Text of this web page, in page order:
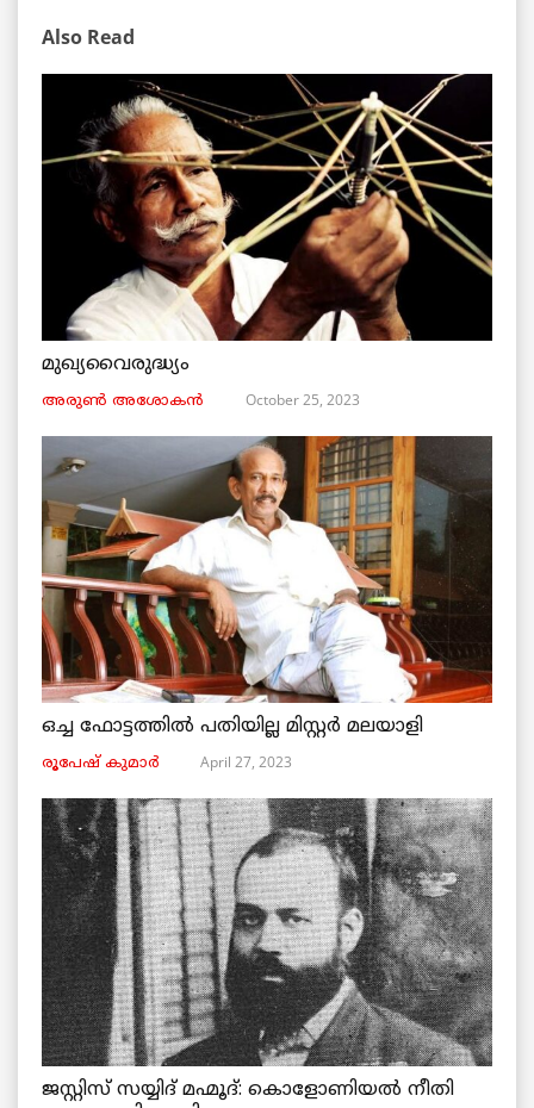
Also Read
മുഖ്യവൈരുദ്ധ്യം
അരുണ്‍ അശോകൻ October 25, 2023
ഒച്ച ഫോട്ടത്തിൽ പതിയില്ല മിസ്റ്റർ മലയാളി
രൂപേഷ്‌ കുമാര്‍ April 27, 2023
ജസ്റ്റിസ് സയ്യിദ് മഹ്മൂദ്: കൊളോണിയൽ നീതി